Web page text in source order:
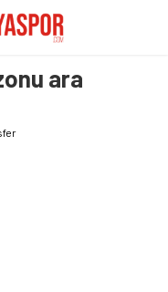
ara